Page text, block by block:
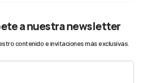
a nuestra newsletter
contenido e invitaciones más exclusivas.